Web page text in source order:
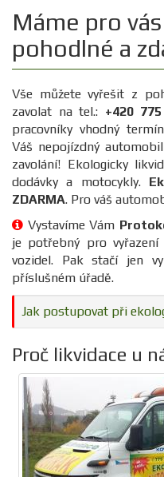
Máme pro
pohodlné a
Vše můžete vyřešit z
zavolat na tel.: +420
pracovníky vhodný
Váš nepojízdný
zavolání! Ekologicky
dodávky a motocykly.
ZDARMA. Pro váš
Vystavíme Vám
je potřebný pro vyřazení
vozidel. Pak stačí jen
příslušném úřadě.
Jak postupovat při
Proč likvidace u